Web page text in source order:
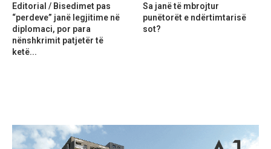
Editorial / Bisedimet pas
“perdeve” janë legjitime në
diplomaci, por para
nënshkrimit patjetër të
ketë...
Sa janë të mbrojtur
punëtorët e ndërtimtarisë
sot?